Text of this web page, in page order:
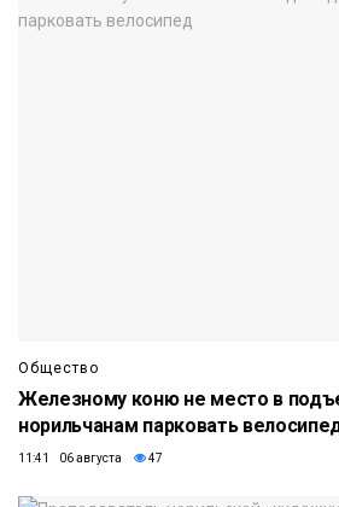
Общество
Железному коню не место в
норильчанам парковать
11:41 06 августа 47